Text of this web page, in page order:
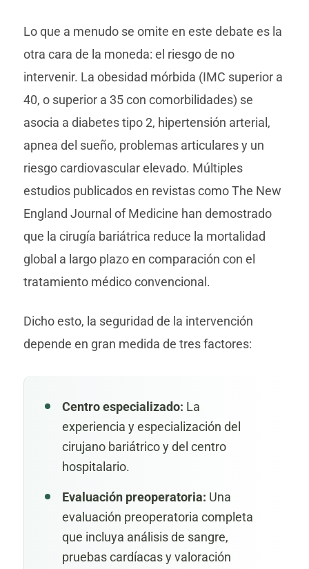
Lo que a menudo se omite en este debate es la
otra cara de la moneda: el riesgo de no
intervenir. La obesidad mórbida (IMC superior a
40, o superior a 35 con comorbilidades) se
asocia a diabetes tipo 2, hipertensión arterial,
apnea del sueño, problemas articulares y un
riesgo cardiovascular elevado. Múltiples
estudios publicados en revistas como The New
England Journal of Medicine han demostrado
que la cirugía bariátrica reduce la mortalidad
global a largo plazo en comparación con el
tratamiento médico convencional.
Dicho esto, la seguridad de la intervención
depende en gran medida de tres factores:
Centro especializado: La
experiencia y especialización del
cirujano bariátrico y del centro
hospitalario.
Evaluación preoperatoria: Una
evaluación preoperatoria completa
que incluya análisis de sangre,
pruebas cardíacas y valoración